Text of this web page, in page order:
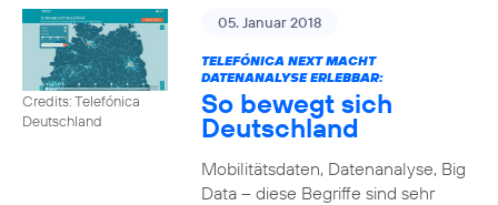
Credits: Telefónica
Deutschland
05. Januar 2018
TELEFÓNICA NEXT MACHT
DATENANALYSE ERLEBBAR:
So bewegt sich
Deutschland
Mobilitätsdaten, Datenanalyse, Big
Data – diese Begriffe sind sehr